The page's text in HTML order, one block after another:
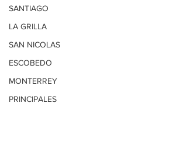
SANTIAGO
LA GRILLA
SAN NICOLAS
ESCOBEDO
MONTERREY
PRINCIPALES